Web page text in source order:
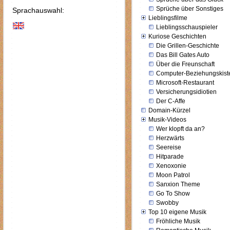
Sprachauswahl:
Sprüche über Sonstiges
Lieblingsfilme
Lieblingsschauspieler
Kuriose Geschichten
Die Grillen-Geschichte
Das Bill Gates Auto
Über die Freunschaft
Computer-
Microsoft-Restaurant
Versicherungsidiotien
Der C-Affe
Domain-Kürzel
Musik-Videos
Wer klopft da an?
Herzwärts
Seereise
Hitparade
Xenoxonie
Moon Patrol
Sanxion Theme
Go To Show
Swobby
Top 10 eigene Musik
Fröhliche Musik